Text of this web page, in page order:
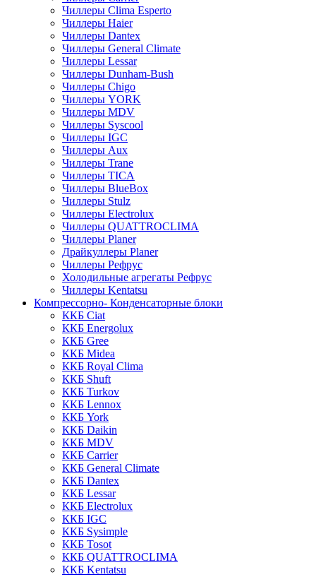
Чиллеры Clima Esperto
Чиллеры Haier
Чиллеры Dantex
Чиллеры General Climate
Чиллеры Lessar
Чиллеры Dunham-Bush
Чиллеры Chigo
Чиллеры YORK
Чиллеры MDV
Чиллеры Syscool
Чиллеры IGC
Чиллеры Aux
Чиллеры Trane
Чиллеры TICA
Чиллеры BlueBox
Чиллеры Stulz
Чиллеры Electrolux
Чиллеры QUATTROCLIMA
Чиллеры Planer
Драйкуллеры Planer
Чиллеры Рефрус
Холодильные агрегаты Рефрус
Чиллеры Kentatsu
Компрессорно- Конденсаторные блоки
ККБ Ciat
ККБ Energolux
ККБ Gree
ККБ Midea
ККБ Royal Clima
ККБ Shuft
ККБ Turkov
ККБ Lennox
ККБ York
ККБ Daikin
ККБ MDV
ККБ Carrier
ККБ General Climate
ККБ Dantex
ККБ Lessar
ККБ Electrolux
ККБ IGC
ККБ Sysimple
ККБ Tosot
ККБ QUATTROCLIMA
ККБ Kentatsu